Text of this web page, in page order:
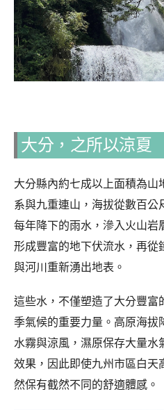
大分，之所以涼夏
大分縣內約七成以上面積為
系與九重連山，海拔從數百公
每年降下的雨水，滲入火山岩
形成豐富的地下伏流水，再從
與河川重新湧出地表。
這些水，不僅塑造了大分豐富
季氣候的重要力量。高原海
水霧與涼風，濕原保存大量
效果，因此即使九州市區白天
然保有截然不同的舒適體感。